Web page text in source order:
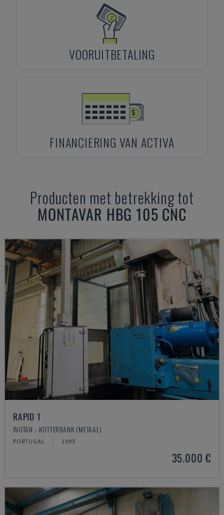
VOORUITBETALING
FINANCIERING VAN ACTIVA
Producten met betrekking tot
MONTAVAR HBG 105 CNC
RAPID 1
WOTAN - KOTTERBANK (METAAL)
PORTUGAL 1995
35.000 €